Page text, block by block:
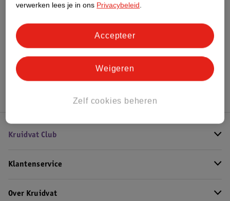
Bekijk ook
Meer
Hoe controleren wij de reviews?
Kruidvat Club
Klantenservice
Over Kruidvat
verwerken lees je in ons Privacybeleid.
Zelf cookies beheren
Weigeren
Accepteer